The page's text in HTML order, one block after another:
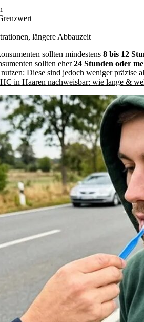
längere Abbauzeit
sollten mindestens 8 bis 12
sollten eher24 Stunden oder
Diese sind jedoch weniger präzise
in Haaren nachweisbar: wie lange &